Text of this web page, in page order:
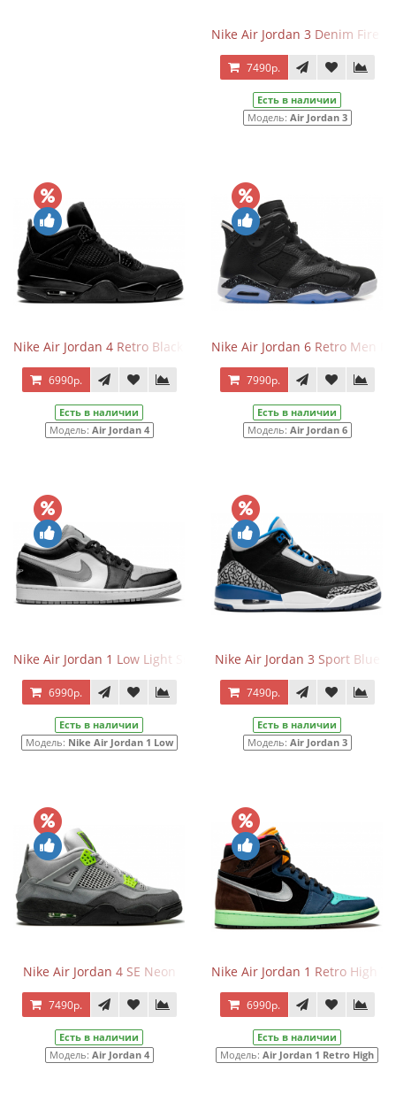
Nike Air Jordan 3 Denim Fire
7490р.
Есть в наличии
Модель: Air Jordan 3
Nike Air Jordan 4 Retro Black Cat
6990р.
Есть в наличии
Модель: Air Jordan 4
Nike Air Jordan 6 Retro Men
7990р.
Есть в наличии
Модель: Air Jordan 6
Nike Air Jordan 1 Low Light Smoke Grey
6990р.
Есть в наличии
Модель: Nike Air Jordan 1 Low
Nike Air Jordan 3 Sport Blue
7490р.
Есть в наличии
Модель: Air Jordan 3
Nike Air Jordan 4 SE Neon
7490р.
Есть в наличии
Модель: Air Jordan 4
Nike Air Jordan 1 Retro High
6990р.
Есть в наличии
Модель: Air Jordan 1 Retro High